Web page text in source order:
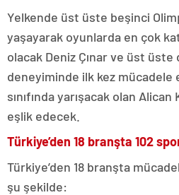
Yelkende üst üste beşinci
yaşayarak oyunlarda en çok
olacak Deniz Çınar ve üst
deneyiminde ilk kez mücadele
sınıfında yarışacak olan
eşlik edecek.
Türkiye’den 18 branşta 102
Türkiye’den 18 branşta
şu şekilde: